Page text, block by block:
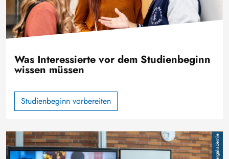
Was Interessierte vor dem Studienbeginn
wissen müssen
Studienbeginn vorbereiten
Bild TU Bergakademie